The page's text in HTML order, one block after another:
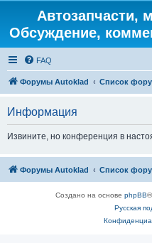
Автозапчасти,
Обсуждение,
FAQ
Форумы Autoklad Список
Информация
Извините, но конференция в
Форумы Autoklad Список
Создано на основе phpBB
Русская